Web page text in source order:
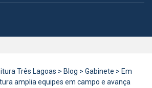
Três Lagoas > Blog > Gabinete > Em
amplia equipes em campo e avança